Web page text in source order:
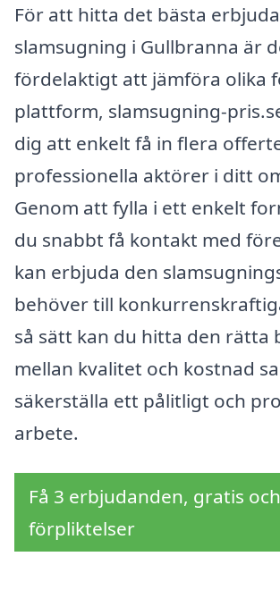
För att hitta det bästa
slamsugning i Gullbranna är
fördelaktigt att jämföra olika
plattform, slamsugning-
dig att enkelt få in flera
professionella aktörer i ditt
Genom att fylla i ett enkelt
du snabbt få kontakt med
kan erbjuda den
behöver till
så sätt kan du hitta den rätta
mellan kvalitet och kostnad
säkerställa ett pålitligt och
arbete.
Få 3 erbjudanden, gratis
förpliktelser